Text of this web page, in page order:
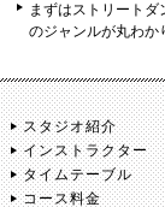
まずはストリート
のジャンルが丸わか
スタジオ紹介
インストラクター
タイムテーブル
コース料金